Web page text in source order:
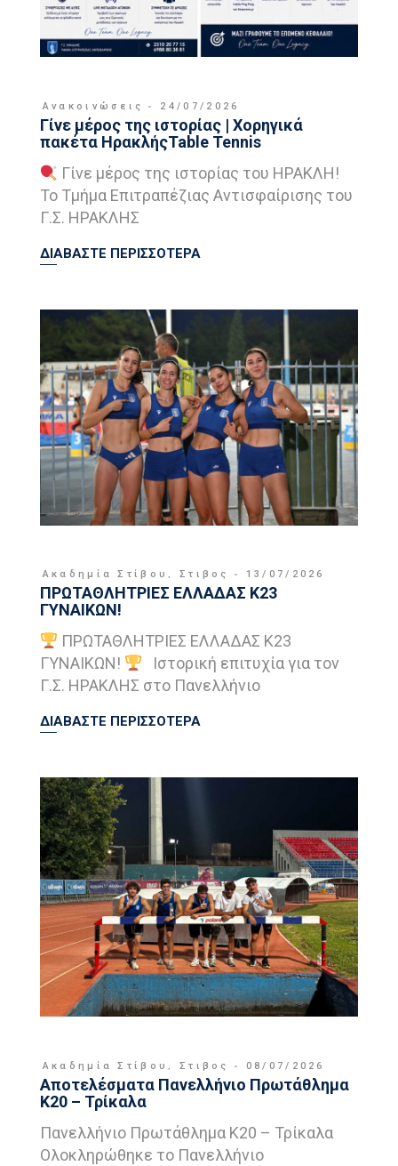
Ανακοινώσεις 24/07/2026
Γίνε μέρος της ιστορίας | Χορηγικά
πακέτα ΗρακλήςTable Tennis
Γίνε μέρος της ιστορίας του ΗΡΑΚΛΗ!
Το Τμήμα Επιτραπέζιας Αντισφαίρισης του
Γ.Σ. ΗΡΑΚΛΗΣ
ΔΙΑΒΑΣΤΕ ΠΕΡΙΣΣΟΤΕΡΑ
Ακαδημία Στίβου , Στιβος 13/07/2026
ΠΡΩΤΑΘΛΗΤΡΙΕΣ ΕΛΛΑΔΑΣ Κ23
ΓΥΝΑΙΚΩΝ!
ΠΡΩΤΑΘΛΗΤΡΙΕΣ ΕΛΛΑΔΑΣ Κ23
ΓΥΝΑΙΚΩΝ!
Ιστορική επιτυχία για τον
Γ.Σ. ΗΡΑΚΛΗΣ στο Πανελλήνιο
ΔΙΑΒΑΣΤΕ ΠΕΡΙΣΣΟΤΕΡΑ
Ακαδημία Στίβου , Στιβος 08/07/2026
Αποτελέσματα Πανελλήνιο Πρωτάθλημα
Κ20 – Τρίκαλα
Πανελλήνιο Πρωτάθλημα Κ20 – Τρίκαλα
Ολοκληρώθηκε το Πανελλήνιο